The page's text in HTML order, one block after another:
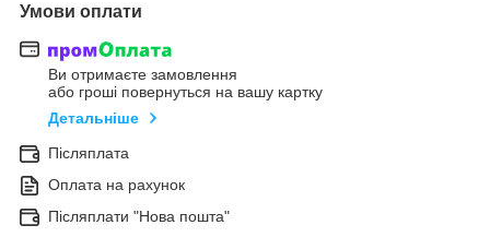
Умови оплати
Ви отримаєте замовлення
або гроші повернуться на вашу картку
Детальніше
Післяплата
Оплата на рахунок
Післяплати "Нова пошта"